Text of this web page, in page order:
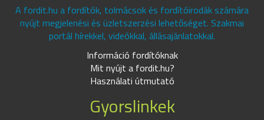
A fordit.hu a fordítók, tolmácsok és fordítóirodák számára
nyújt megjelenési és üzletszerzési lehetőséget. Szakmai
portál hírekkel, videókkal, állásajánlatokkal.
Információ fordítóknak
Mit nyújt a fordit.hu?
Használati útmutató
Gyorslinkek